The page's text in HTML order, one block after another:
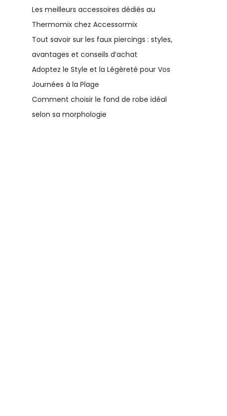
Les meilleurs accessoires dédiés au
Thermomix chez Accessormix
Tout savoir sur les faux piercings : styles,
avantages et conseils d’achat
Adoptez le Style et la Légèreté pour Vos
Journées à la Plage
Comment choisir le fond de robe idéal
selon sa morphologie